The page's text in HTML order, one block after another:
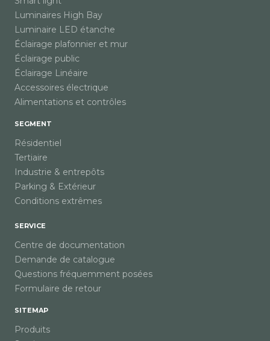
Luminaires High Bay
Luminaire LED étanche
Éclairage plafonnier et mur
Éclairage public
Éclairage Linéaire
Accessoires électrique
Alimentations et contrôles
SEGMENT
Résidentiel
Tertiaire
Industrie & entrepôts
Parking & Extérieur
Conditions extrêmes
SERVICE
Centre de documentation
Demande de catalogue
Questions fréquemment posées
Formulaire de retour
SITEMAP
Produits